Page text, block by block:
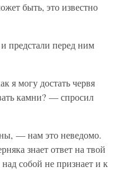
быть, это известно
перед ним
я могу достать червя
камни? — спросил
— нам это неведомо.
знает ответ на твой
собой не признает и к